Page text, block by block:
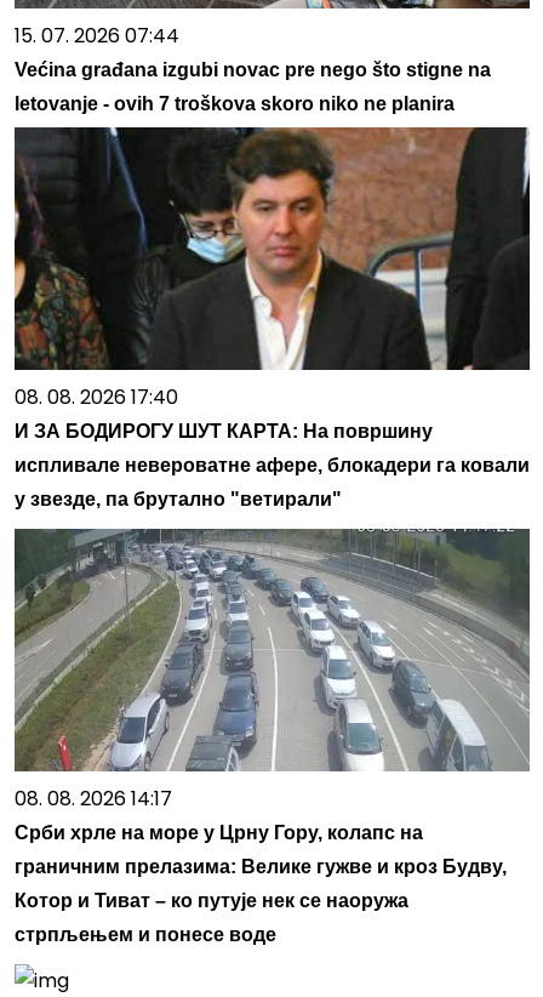
15. 07. 2026 07:44
Većina građana izgubi novac pre nego što stigne na
letovanje - ovih 7 troškova skoro niko ne planira
08. 08. 2026 17:40
И ЗА БОДИРОГУ ШУТ КАРТА: На површину
испливале невероватне афере, блокадери га ковали
у звезде, па брутално "ветирали"
08. 08. 2026 14:17
Срби хрле на море у Црну Гору, колапс на
граничним прелазима: Велике гужве и кроз Будву,
Котор и Тиват – ко путује нек се наоружа
стрпљењем и понесе воде